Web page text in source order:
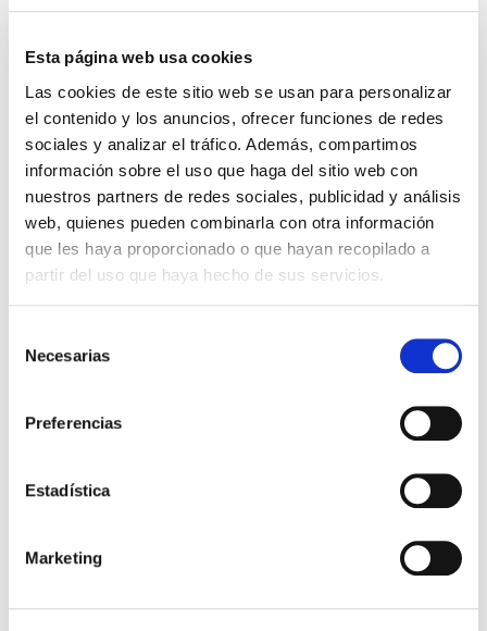
Esta página web usa cookies
Las cookies de este sitio web se usan para personalizar
el contenido y los anuncios, ofrecer funciones de redes
sociales y analizar el tráfico. Además, compartimos
información sobre el uso que haga del sitio web con
nuestros partners de redes sociales, publicidad y análisis
web, quienes pueden combinarla con otra información
que les haya proporcionado o que hayan recopilado a
partir del uso que haya hecho de sus servicios.
Necesarias
Preferencias
Estadística
Marketing
participantes en los conceptos esenciales de la
norma ASME VIII División 2, Parte 5, de una
manera clara y práctica. A lo largo de la
formación se explicará la estructura y alcance
del código, los fundamentos del diseño por
análisis (DBA) y sus diferencias con el diseño
por reglas (DBR). También se abordará la
categorización y linealización de esfuerzos, así
como los principales modos de falla,
confianza en proyectos de diseño y evaluación
OTROS CURSOS, JORNADAS Y WEBINARS
También te puede interesar
desde cero